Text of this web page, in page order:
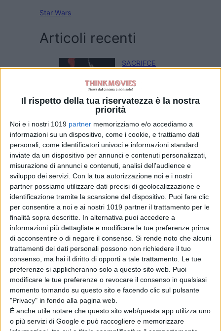
Il rispetto della tua riservatezza è la nostra
priorità
Noi e i nostri 1019 partner memorizziamo e/o accediamo a
informazioni su un dispositivo, come i cookie, e trattiamo dati
personali, come identificatori univoci e informazioni standard
inviate da un dispositivo per annunci e contenuti personalizzati,
misurazione di annunci e contenuti, analisi dell'audience e
sviluppo dei servizi. Con la tua autorizzazione noi e i nostri
partner possiamo utilizzare dati precisi di geolocalizzazione e
identificazione tramite la scansione del dispositivo. Puoi fare clic
per consentire a noi e ai nostri 1019 partner il trattamento per le
finalità sopra descritte. In alternativa puoi accedere a
informazioni più dettagliate e modificare le tue preferenze prima
di acconsentire o di negare il consenso. Si rende noto che alcuni
trattamenti dei dati personali possono non richiedere il tuo
consenso, ma hai il diritto di opporti a tale trattamento. Le tue
preferenze si applicheranno solo a questo sito web. Puoi
modificare le tue preferenze o revocare il consenso in qualsiasi
momento tornando su questo sito e facendo clic sul pulsante
"Privacy" in fondo alla pagina web.
È anche utile notare che questo sito web/questa app utilizza uno
o più servizi di Google e può raccogliere e memorizzare
Star Wars
Articoli recenti
SACRIFCE
L’Odissea vola
oltre il miliardo:
Nolan torna ai
vertici del box
office
di Emanuela Giuliani
Sadie Sink parla
di Jean Grey:
“Non è una
cattiva”, il nuovo
volto degli X-Men
nel MCU
di Emanuela Giuliani
Il fumettista
Spugna firma il
poster della 26ª
edizione del
Science+Fiction
Festival